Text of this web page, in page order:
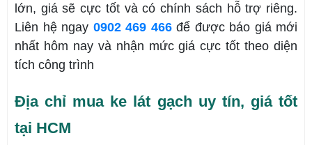
lớn, giá sẽ cực tốt và có chính sách hỗ trợ riêng.
Liên hệ ngay 0902 469 466để được báo giá mới
nhất hôm nay và nhận mức giá cực tốt theo diện
tích công trình
Địa chỉ mua ke lát gạch uy tín, giá tốt
tại HCM